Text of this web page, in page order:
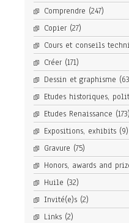
Comprendre (247)
Copier (27)
Cours et conseils
Créer (171)
Dessin et graphisme
Etudes historiques,
Etudes Renaissance (173)
Expositions, exhibits (9)
Gravure (75)
Honors, awards and
Huile (32)
Invité(e)s (2)
Links (2)